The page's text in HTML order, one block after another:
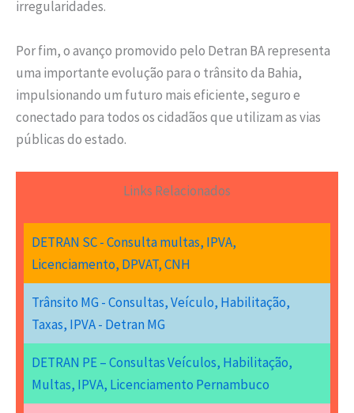
irregularidades.
Por fim, o avanço promovido pelo Detran BA representa
uma importante evolução para o trânsito da Bahia,
impulsionando um futuro mais eficiente, seguro e
conectado para todos os cidadãos que utilizam as vias
públicas do estado.
Links Relacionados
DETRAN SC - Consulta multas, IPVA,
Licenciamento, DPVAT, CNH
Trânsito MG - Consultas, Veículo, Habilitação,
Taxas, IPVA - Detran MG
DETRAN PE – Consultas Veículos, Habilitação,
Multas, IPVA, Licenciamento Pernambuco